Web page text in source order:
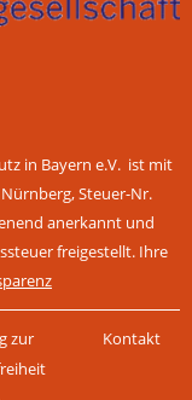
in Bayern e.V. ist mit
Steuer-Nr.
anerkannt und
freigestellt. Ihre
zur
Kontakt